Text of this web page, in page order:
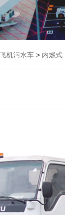
飞机污水车 > 内燃式